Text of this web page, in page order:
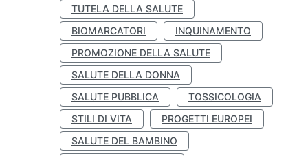
TUTELA DELLA SALUTE
BIOMARCATORI
INQUINAMENTO
PROMOZIONE DELLA SALUTE
SALUTE DELLA DONNA
SALUTE PUBBLICA
TOSSICOLOGIA
STILI DI VITA
PROGETTI EUROPEI
SALUTE DEL BAMBINO